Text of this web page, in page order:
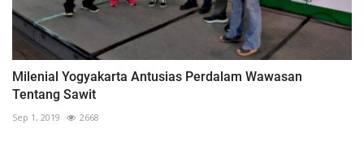
Milenial Yogyakarta Antusias Perdalam Wawasan
Tentang Sawit
Sep 1, 2019 2668